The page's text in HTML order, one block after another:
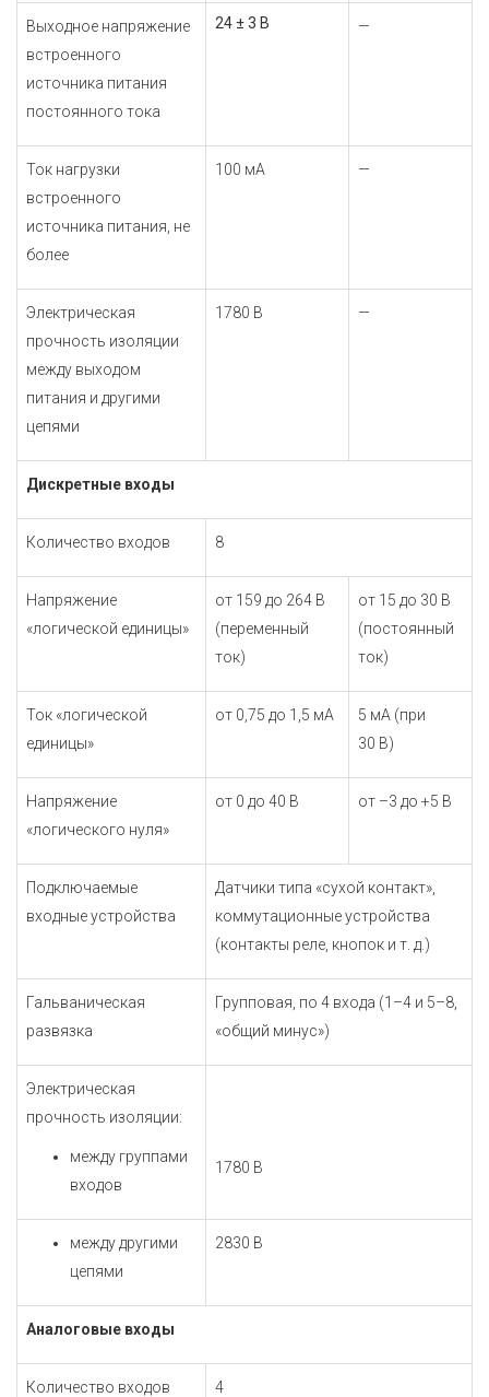
Выходное напряжение
встроенного
источника питания
постоянного тока
24 ± 3 В —
Ток нагрузки
встроенного
источника питания, не
более
100 мА —
Электрическая
прочность изоляции
между выходом
питания и другими
цепями
1780 В —
Дискретные входы
Количество входов 8
Напряжение
«логической единицы»
от 159 до 264 В
(переменный
ток)
от 15 до 30 В
(постоянный
ток)
Ток «логической
единицы»
от 0,75 до 1,5 мА
5 мА (при
30 В)
Напряжение
«логического нуля»
от 0 до 40 В от –3 до +5 В
Подключаемые
входные устройства
Датчики типа «сухой контакт»,
коммутационные устройства
(контакты реле, кнопок и т. д.)
Гальваническая
развязка
Групповая, по 4 входа (1–4 и 5–8,
«общий минус»)
Электрическая
прочность изоляции:
между группами
входов
1780 В
между другими
цепями
2830 В
Аналоговые входы
Количество входов 4